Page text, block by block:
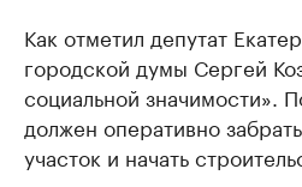
Как отметил депутат
городской думы Сергей
социальной значимости».
должен оперативно
участок и начать